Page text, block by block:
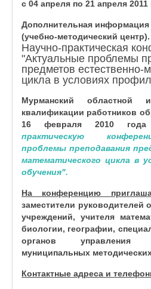
с 04 апреля по 21 апреля 2011
Дополнительная информация
(учебно-методический центр).
Научно-практическая
"Актуальные проблемы
предметов естественно-
цикла в условиях
Мурманский областной
квалификации работников
16 февраля 2010 года
практическую
проблемы преподавания
математического цикла в
обучения".
На конференцию
заместители руководителей
учреждений, учителя
биологии, географии,
органов управления
муниципальных
Контактные адреса и